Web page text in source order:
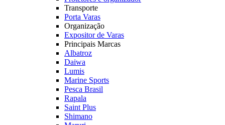
Transporte
Porta Varas
Organização
Expositor de Varas
Principais Marcas
Albatroz
Daiwa
Lumis
Marine Sports
Pesca Brasil
Rapala
Saint Plus
Shimano